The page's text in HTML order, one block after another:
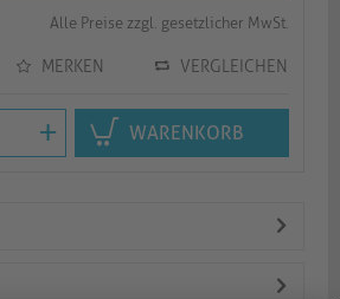
Alle Preise zzgl. gesetzlicher MwSt.
MERKEN VERGLEICHEN
+ WARENKORB